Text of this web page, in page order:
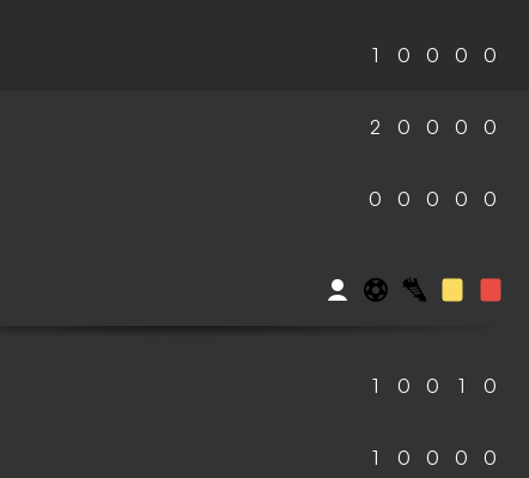
1 0 0 0 0
2 0 0 0 0
0 0 0 0 0
1 0 0 1 0
1 0 0 0 0